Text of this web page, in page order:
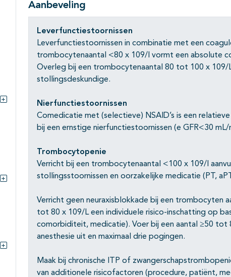
Subpagina's open- en dichtklappen
Subpagina's open- en dichtklappen
Aanbeveling
Leverfunctiestoornissen
Leverfunctiestoornissen in combinatie met een
trombocytenaantal <80 x 109/l vormt een absolute
Overleg bij een trombocytenaantal 80 tot 100 x
stollingsdeskundige.
Nierfunctiestoornissen
Comedicatie met (selectieve) NSAID’s is een
bij een ernstige nierfunctiestoornissen (e GFR<30 mL/
Trombocytopenie
Verricht bij een trombocytenaantal <100 x 109/l
stollingsstoornissen en oorzakelijke medicatie (PT,
Verricht geen neuraxisblokkade bij een trombocyten
tot 80 x 109/L een individuele risico-inschatting op
comorbiditeit, medicatie). Voer bij een aantal ≥50 tot
anesthesie uit en maximaal drie pogingen.
Maak bij chronische ITP of
van additionele risicofactoren (procedure, patiënt,